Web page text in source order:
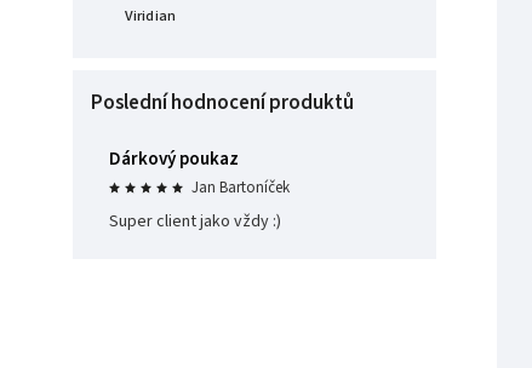
Viridian
Poslední hodnocení produktů
Dárkový poukaz
Jan Bartoníček
Super client jako vždy :)